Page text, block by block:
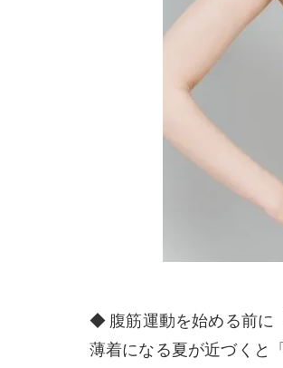
◆ 腹筋運動を始める前に
薄着になる夏が近づくと